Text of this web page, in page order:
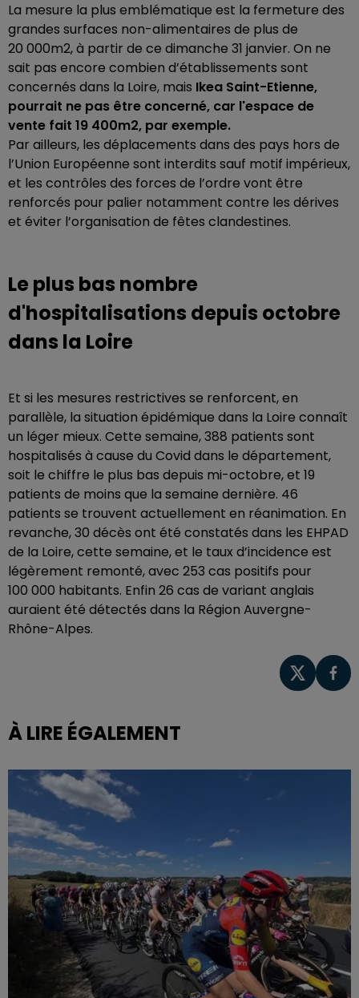
La mesure la plus emblématique est la fermeture des
grandes surfaces non-alimentaires de plus de
20 000m2, à partir de ce dimanche 31 janvier. On ne
sait pas encore combien d’établissements sont
concernés dans la Loire, mais Ikea Saint-Etienne,
pourrait ne pas être concerné, car l'espace de
vente fait 19 400m2, par exemple.
Par ailleurs, les déplacements dans des pays hors de
l’Union Européenne sont interdits sauf motif impérieux,
et les contrôles des forces de l’ordre vont être
renforcés pour palier notamment contre les dérives
et éviter l’organisation de fêtes clandestines.
Le plus bas nombre
d'hospitalisations depuis octobre
dans la Loire
Et si les mesures restrictives se renforcent, en
parallèle, la situation épidémique dans la Loire connaît
un léger mieux. Cette semaine, 388 patients sont
hospitalisés à cause du Covid dans le département,
soit le chiffre le plus bas depuis mi-octobre, et 19
patients de moins que la semaine dernière. 46
patients se trouvent actuellement en réanimation. En
revanche, 30 décès ont été constatés dans les EHPAD
de la Loire, cette semaine, et le taux d’incidence est
légèrement remonté, avec 253 cas positifs pour
100 000 habitants. Enfin 26 cas de variant anglais
auraient été détectés dans la Région Auvergne-
Rhône-Alpes.
À LIRE ÉGALEMENT